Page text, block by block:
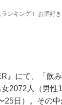
ンキング！ お酒好
』にて、「飲
2072人（男性
日）。その